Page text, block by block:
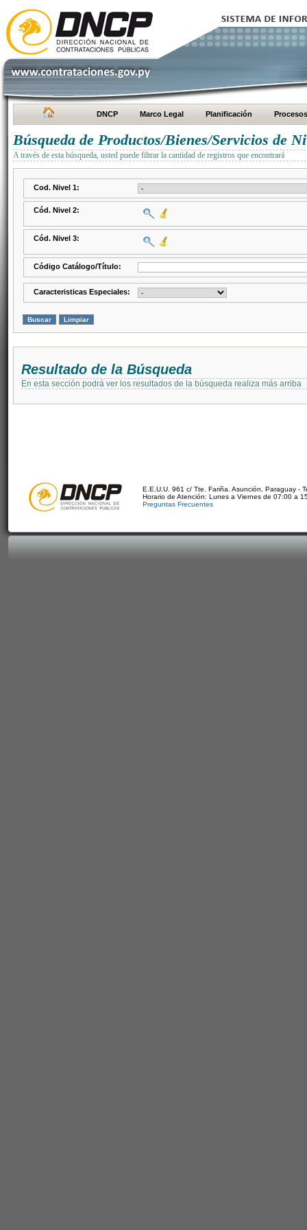
DNCP Marco Legal Planificación Procesos
Búsqueda de Productos/Bienes/Servicios de
A través de esta búsqueda, usted puede filtrar la cantidad de registros que encontrará
Cod. Nivel 1:
Cód. Nivel 2:
Cód. Nivel 3:
Código Catálogo/Título:
Caracteristicas Especiales:
Resultado de la Búsqueda
En esta sección podrá ver los resultados de la búsqueda realiza más arriba
E.E.U.U. 961 c/ Tte. Fariña. Asunción, Paraguay -
Horario de Atención: Lunes a Viernes de 07:00 a
Preguntas Frecuentes